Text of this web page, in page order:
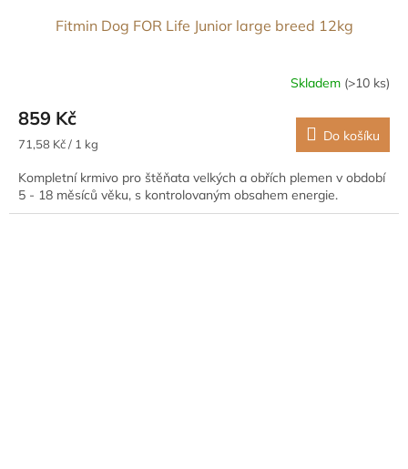
Fitmin Dog FOR Life Junior large breed 12kg
Skladem (>10 ks)
859 Kč
Měrná
71,58 Kč / 1 kg Do košíku
Kompletní krmivo pro štěňata velkých a obřích plemen v období
5 - 18 měsíců věku, s kontrolovaným obsahem energie.